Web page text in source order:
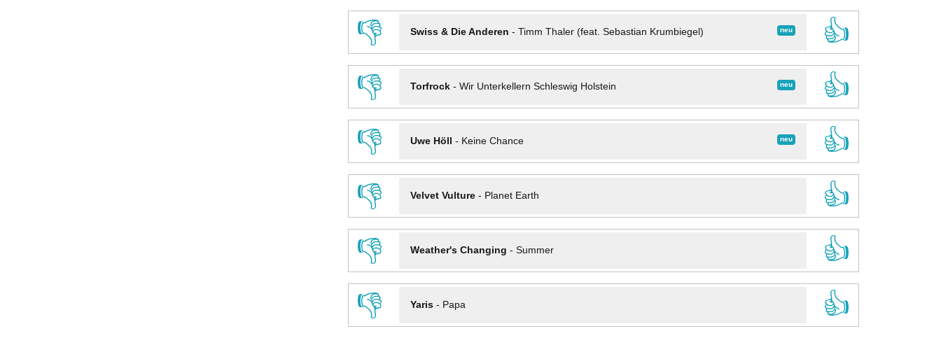
👎
neu
Swiss & Die Anderen - Timm Thaler (feat. Sebastian Krumbiegel)
👍
👎
neu
Torfrock- Wir Unterkellern Schleswig Holstein
👍
👎
neu
Uwe Höll - Keine Chance
👍
👎
Velvet Vulture- Planet Earth
👍
👎
Weather's Changing - Summer
👍
👎
Yaris- Papa 👍